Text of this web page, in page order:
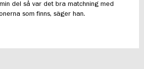
del så var det bra matchning med
som finns, säger han.